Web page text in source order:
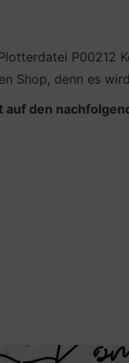
P00212
Shop, denn es
auf den